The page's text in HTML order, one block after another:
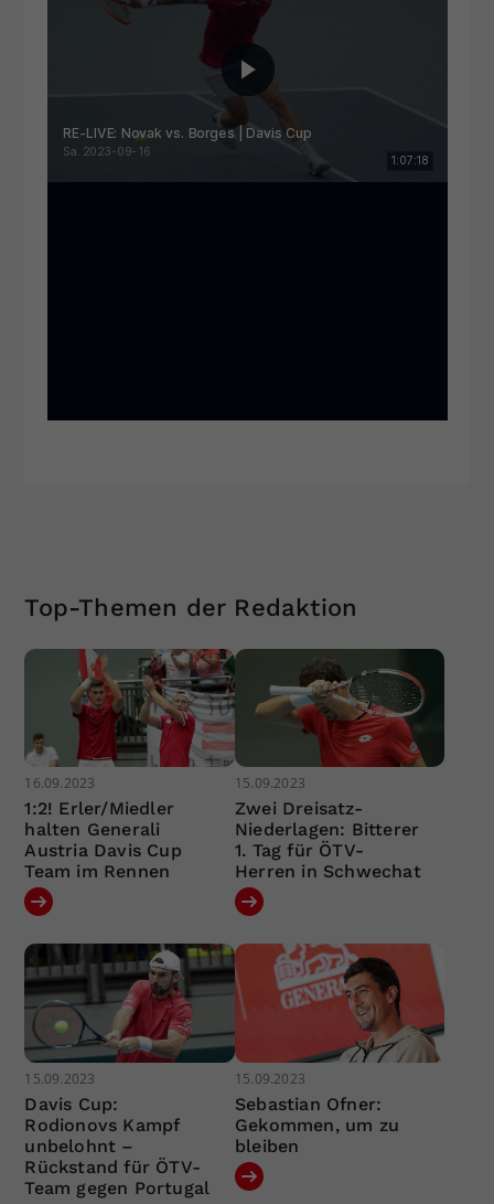
Top-Themen der Redaktion
16.09.2023
1:2! Erler/Miedler
halten Generali
Austria Davis Cup
Team im Rennen
15.09.2023
Zwei Dreisatz-
Niederlagen: Bitterer
1. Tag für ÖTV-
Herren in Schwechat
15.09.2023
Davis Cup:
Rodionovs Kampf
unbelohnt –
Rückstand für ÖTV-
Team gegen Portugal
15.09.2023
Sebastian Ofner:
Gekommen, um zu
bleiben